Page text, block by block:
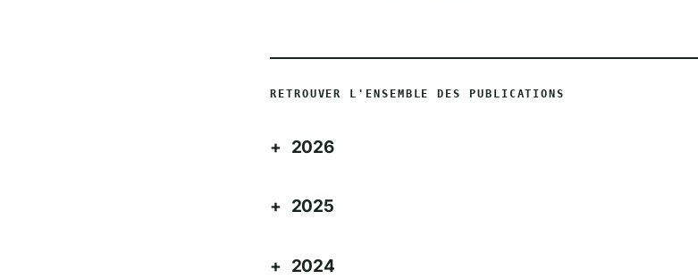
RETROUVER L'ENSEMBLE DES PUBLICATIONS
2026
2025
2024